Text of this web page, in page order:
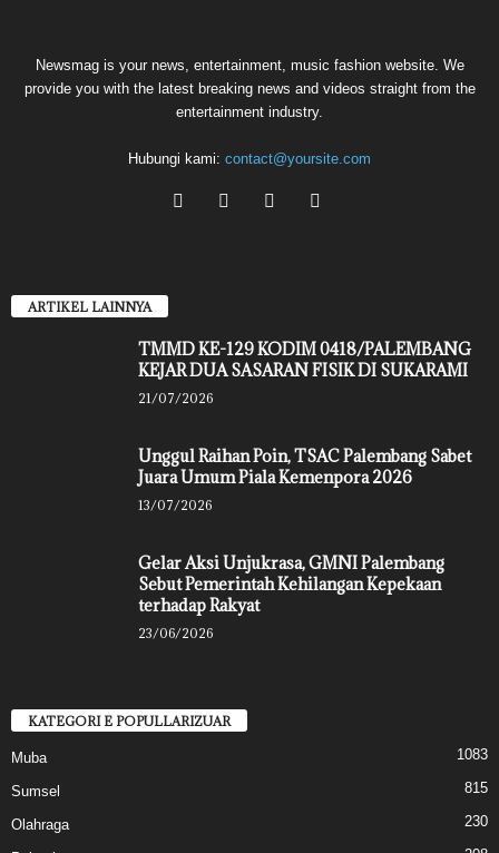
Newsmag is your news, entertainment, music fashion website. We
provide you with the latest breaking news and videos straight from the
entertainment industry.
Hubungi kami: contact@yoursite.com
ARTIKEL LAINNYA
TMMD KE-129 KODIM 0418/PALEMBANG
KEJAR DUA SASARAN FISIK DI SUKARAMI
21/07/2026
Unggul Raihan Poin, TSAC Palembang Sabet
Juara Umum Piala Kemenpora 2026
13/07/2026
Gelar Aksi Unjukrasa, GMNI Palembang
Sebut Pemerintah Kehilangan Kepekaan
terhadap Rakyat
23/06/2026
KATEGORI E POPULLARIZUAR
Muba 1083
Sumsel 815
Olahraga 230